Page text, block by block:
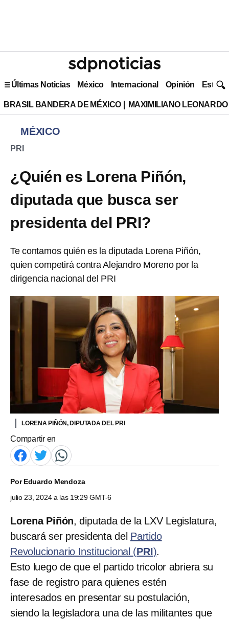
Últimas Noticias México Internacional Opinión Estilo
BRASIL BANDERA DE MÉXICO MAXIMILIANO
MÉXICO
PRI
¿Quién es Lorena Piñón,
diputada que busca ser
presidenta del PRI?
Te contamos quién es la diputada Lorena Piñón,
quien competirá contra Alejandro Moreno por la
dirigencia nacional del PRI
LORENA PIÑÓN, DIPUTADA DEL PRI
Compartir en
PorEduardo Mendoza
julio 23, 2024 a las 19:29 GMT-6
Lorena Piñón, diputada de la LXV Legislatura,
buscará ser presidenta del Partido
Revolucionario Institucional (PRI).
Esto luego de que el partido tricolor abriera su
fase de registro para quienes estén
interesados en presentar su postulación,
siendo la legisladora una de las militantes que